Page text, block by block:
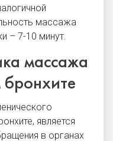
массажа
– 7-10 минут.
массажа
является
в органах